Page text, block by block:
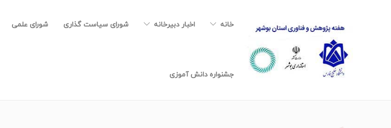
خانه اخبار دبیرخانه شورای سیاست گذاری شورای علمی
جشنواره دانش آموزی